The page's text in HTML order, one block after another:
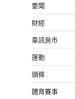
要聞
財經
車訊房市
運動
頭條
體育賽事